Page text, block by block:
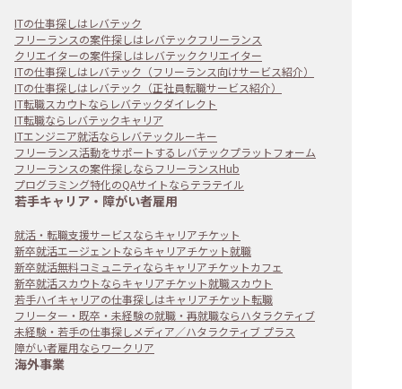
ITの仕事探しはレバテック
フリーランスの案件探しはレバテックフリーランス
クリエイターの案件探しはレバテッククリエイター
ITの仕事探しはレバテック（フリーランス向けサービス紹介）
ITの仕事探しはレバテック（正社員転職サービス紹介）
IT転職スカウトならレバテックダイレクト
IT転職ならレバテックキャリア
ITエンジニア就活ならレバテックルーキー
フリーランス活動をサポートするレバテックプラットフォーム
フリーランスの案件探しならフリーランスHub
プログラミング特化のQAサイトならテラテイル
若手キャリア・障がい者雇用
就活・転職支援サービスならキャリアチケット
新卒就活エージェントならキャリアチケット就職
新卒就活無料コミュニティならキャリアチケットカフェ
新卒就活スカウトならキャリアチケット就職スカウト
若手ハイキャリアの仕事探しはキャリアチケット転職
フリーター・既卒・未経験の就職・再就職ならハタラクティブ
未経験・若手の仕事探しメディア／ハタラクティブ プラス
障がい者雇用ならワークリア
海外事業